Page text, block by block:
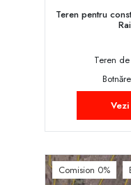
Teren pentru
Teren
Comision 0%